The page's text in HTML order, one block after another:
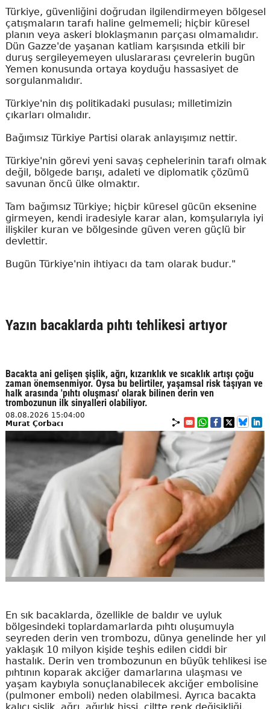
Türkiye, güvenliğini doğrudan ilgilendirmeyen bölgesel
çatışmaların tarafı haline gelmemeli; hiçbir küresel
planın veya askeri bloklaşmanın parçası olmamalıdır.
Dün Gazze'de yaşanan katliam karşısında etkili bir
duruş sergileyemeyen uluslararası çevrelerin bugün
Yemen konusunda ortaya koyduğu hassasiyet de
sorgulanmalıdır.
Türkiye'nin dış politikadaki pusulası; milletimizin
çıkarları olmalıdır.
Bağımsız Türkiye Partisi olarak anlayışımız nettir.
Türkiye'nin görevi yeni savaş cephelerinin tarafı olmak
değil, bölgede barışı, adaleti ve diplomatik çözümü
savunan öncü ülke olmaktır.
Tam bağımsız Türkiye; hiçbir küresel gücün eksenine
girmeyen, kendi iradesiyle karar alan, komşularıyla iyi
ilişkiler kuran ve bölgesinde güven veren güçlü bir
devlettir.
Bugün Türkiye'nin ihtiyacı da tam olarak budur."
Yazın bacaklarda pıhtı tehlikesi artıyor
Bacakta ani gelişen şişlik, ağrı, kızarıklık ve sıcaklık artışı çoğu
zaman önemsenmiyor. Oysa bu belirtiler, yaşamsal risk taşıyan ve
halk arasında 'pıhtı oluşması' olarak bilinen derin ven
trombozunun ilk sinyalleri olabiliyor.
08.08.2026 15:04:00
Murat Çorbacı
En sık bacaklarda, özellikle de baldır ve uyluk
bölgesindeki toplardamarlarda pıhtı oluşumuyla
seyreden derin ven trombozu, dünya genelinde her yıl
yaklaşık 10 milyon kişide teşhis edilen ciddi bir
hastalık. Derin ven trombozunun en büyük tehlikesi ise
pıhtının koparak akciğer damarlarına ulaşması ve
yaşam kaybıyla sonuçlanabilecek akciğer embolisine
(pulmoner emboli) neden olabilmesi. Ayrıca bacakta
kalıcı şişlik, ağrı, ağırlık hissi, ciltte renk değişikliği,